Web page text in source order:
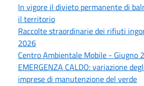
In vigore il divieto permanente di
il territorio
Raccolte straordinarie dei rifiuti
2026
Centro Ambientale Mobile - Giugno
EMERGENZA CALDO: variazione
imprese di manutenzione del verde